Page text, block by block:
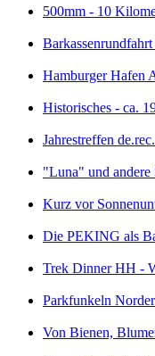
500mm - 10
Hamburger Hafen
Historisches - ca.
Jahrestreffen
"Luna" und
Kurz vor
Die PEKING als
Trek Dinner HH -
Parkfunkeln
Von Bienen,